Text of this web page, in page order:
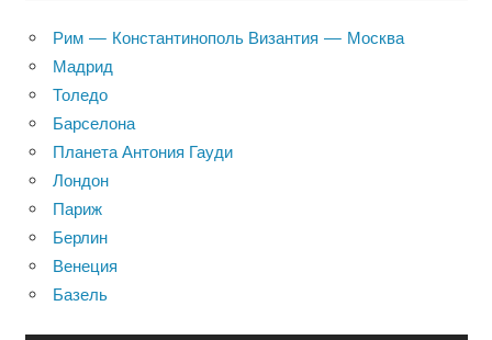
Рим — Константинополь Византия — Москва
Мадрид
Толедо
Барселона
Планета Антония Гауди
Лондон
Париж
Берлин
Венеция
Базель